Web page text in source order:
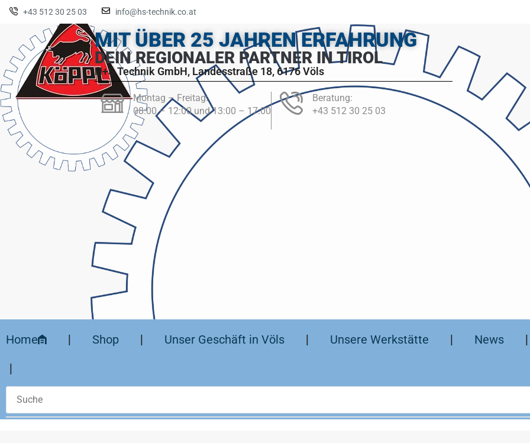
+43 512 30 25 03 info@hs-technik.co.at
MIT ÜBER 25 JAHREN ERFAHRUNG
DEIN REGIONALER PARTNER IN TIROL
H+S Technik GmbH, Landesstraße 18, 6176 Völs
Montag – Freitag:
08:00 – 12:00 und 13:00 – 17:00
Beratung:
+43 512 30 25 03
Home ❘ Shop ❘ Unser Geschäft in Völs ❘ Unsere Werkstätte ❘ News ❘
❘